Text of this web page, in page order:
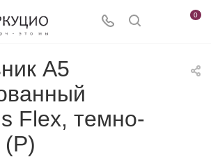
0
А5
Flex, темно-
(Р)